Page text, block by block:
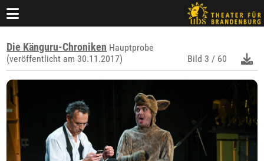
Die Känguru-Chroniken Hauptprobe
(veröffentlicht am 30.11.2017)
Bild 3 / 60